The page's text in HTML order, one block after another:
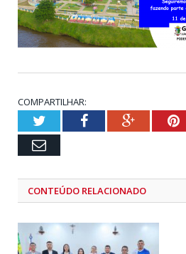
COMPARTILHAR:
TwitterFacebookGoogle+
Email
CONTEÚDO RELACIONADO